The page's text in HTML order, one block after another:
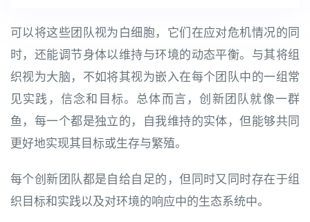
可以将这些团队视为白细胞，它们在应对危机情况的同
时，还能调节身体以维持与环境的动态平衡。与其将组
织视为大脑，不如将其视为嵌入在每个团队中的一组常
见实践，信念和目标。总体而言，创新团队就像一群
鱼，每一个都是独立的，自我维持的实体，但能够共同
更好地实现其目标或生存与繁殖。
每个创新团队都是自给自足的，但同时又同时存在于组
织目标和实践以及对环境的响应中的生态系统中。